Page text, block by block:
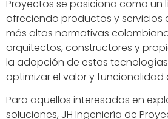
Proyectos se posiciona como un
ofreciendo productos y servicios
más altas normativas
arquitectos, constructores y
la adopción de estas
optimizar el valor y funcionalidad
Para aquellos interesados en
soluciones, JH Ingeniería de